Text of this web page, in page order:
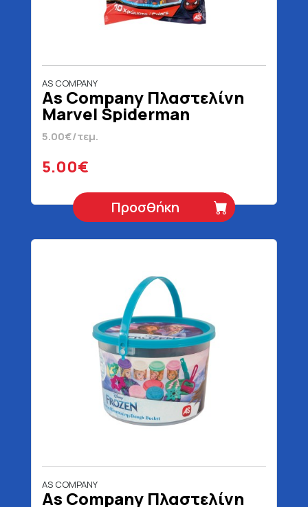
AS COMPANY
As Company Πλαστελίνη
Marvel Spiderman
Σακουλάκι Για 3+ Ετών 280
gr
5.00€/τεμ.
5.00€
Προσθήκη
AS COMPANY
As Company Πλαστελίνη